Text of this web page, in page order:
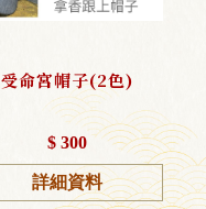
受命宮帽子(2色)
$ 300
詳細資料